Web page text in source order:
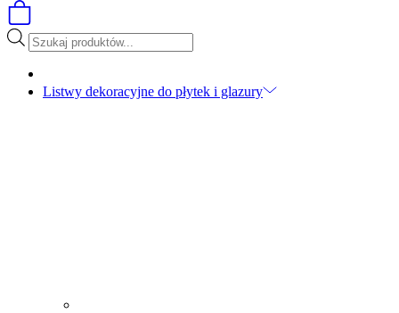
Wyszukiwarka
produktów
Listwy dekoracyjne do płytek i glazury